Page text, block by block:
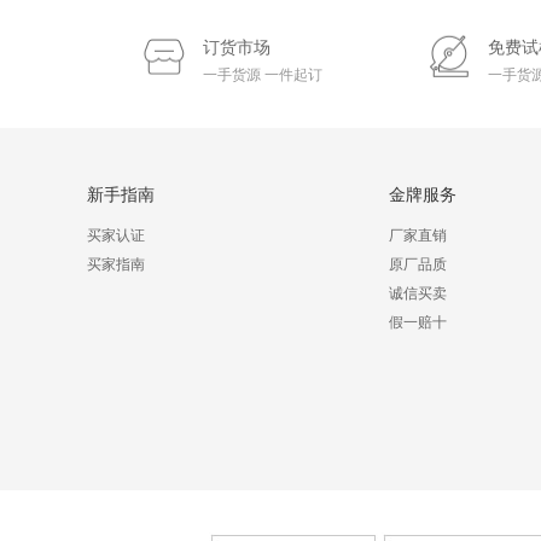
订货市场
一手货源 一件起订
免费
一手货
新手指南
买家认证
买家指南
金牌服务
厂家直销
原厂品质
诚信买卖
假一赔十